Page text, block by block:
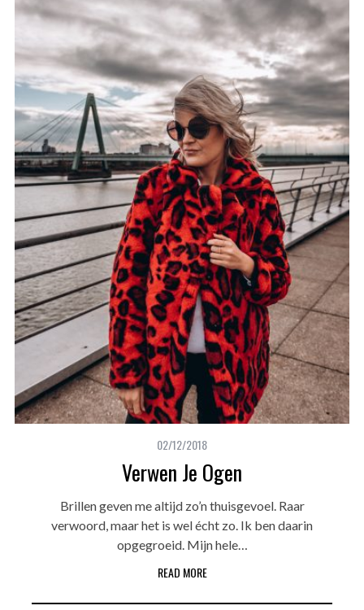
02/12/2018
Verwen Je Ogen
Brillen geven me altijd zo’n thuisgevoel. Raar
verwoord, maar het is wel écht zo. Ik ben daarin
opgegroeid. Mijn hele…
READ MORE